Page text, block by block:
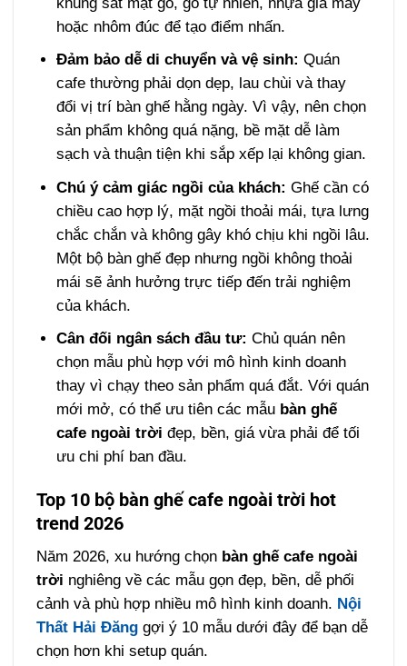
khung sắt mặt gỗ, gỗ tự nhiên, nhựa giả mây
hoặc nhôm đúc để tạo điểm nhấn.
Đảm bảo dễ di chuyển và vệ sinh: Quán
cafe thường phải dọn dẹp, lau chùi và thay
đổi vị trí bàn ghế hằng ngày. Vì vậy, nên chọn
sản phẩm không quá nặng, bề mặt dễ làm
sạch và thuận tiện khi sắp xếp lại không gian.
Chú ý cảm giác ngồi của khách: Ghế cần có
chiều cao hợp lý, mặt ngồi thoải mái, tựa lưng
chắc chắn và không gây khó chịu khi ngồi lâu.
Một bộ bàn ghế đẹp nhưng ngồi không thoải
mái sẽ ảnh hưởng trực tiếp đến trải nghiệm
của khách.
Cân đối ngân sách đầu tư: Chủ quán nên
chọn mẫu phù hợp với mô hình kinh doanh
thay vì chạy theo sản phẩm quá đắt. Với quán
mới mở, có thể ưu tiên các mẫu bàn ghế
cafe ngoài trời đẹp, bền, giá vừa phải để tối
ưu chi phí ban đầu.
Top 10 bộ bàn ghế cafe ngoài trời hot
trend 2026
Năm 2026, xu hướng chọn bàn ghế cafe ngoài
trời nghiêng về các mẫu gọn đẹp, bền, dễ phối
cảnh và phù hợp nhiều mô hình kinh doanh. Nội
Thất Hải Đăng gợi ý 10 mẫu dưới đây để bạn dễ
chọn hơn khi setup quán.